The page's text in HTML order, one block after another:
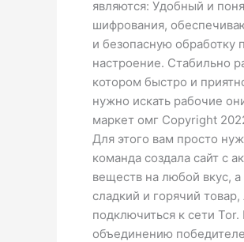
являются: Удобный и
шифрования,
и безопасную обработку
настроение. Стабильно
котором быстро и
нужно искать рабочие
маркет омг Copyright
Для этого вам просто
команда создала сайт с
веществ на любой вкус,
сладкий и горячий
подключиться к сети
объединению